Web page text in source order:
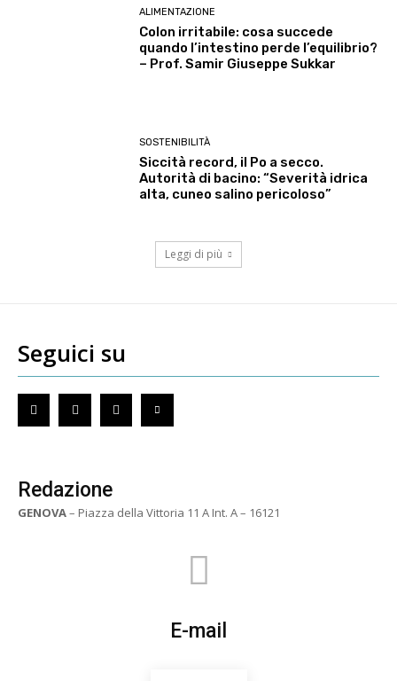
ALIMENTAZIONE
Colon irritabile: cosa succede
quando l’intestino perde l’equilibrio?
– Prof. Samir Giuseppe Sukkar
SOSTENIBILITÀ
Siccità record, il Po a secco.
Autorità di bacino: “Severità idrica
alta, cuneo salino pericoloso”
Leggi di più
Seguici su
Redazione
GENOVA– Piazza della Vittoria 11 A Int. A – 16121
E-mail